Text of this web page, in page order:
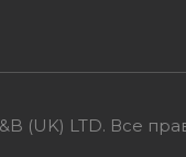
(UK) LTD. Все